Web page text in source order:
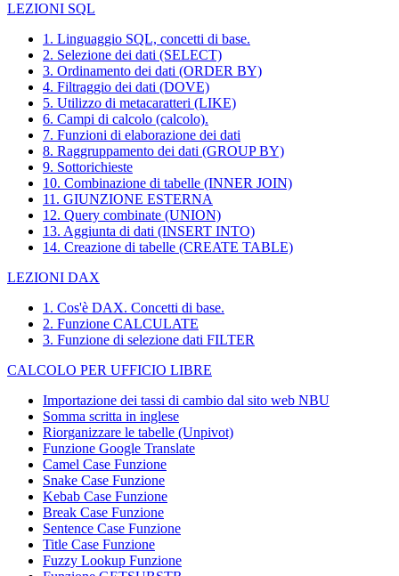
LEZIONI SQL
1. Linguaggio SQL, concetti di base.
2. Selezione dei dati (SELECT)
3. Ordinamento dei dati (ORDER BY)
4. Filtraggio dei dati (DOVE)
5. Utilizzo di metacaratteri (LIKE)
6. Campi di calcolo (calcolo).
7. Funzioni di elaborazione dei dati
8. Raggruppamento dei dati (GROUP BY)
9. Sottorichieste
10. Combinazione di tabelle (INNER JOIN)
11. GIUNZIONE ESTERNA
12. Query combinate (UNION)
13. Aggiunta di dati (INSERT INTO)
14. Creazione di tabelle (CREATE TABLE)
LEZIONI DAX
1. Cos'è DAX. Concetti di base.
2. Funzione CALCULATE
3. Funzione di selezione dati FILTER
CALCOLO PER UFFICIO LIBRE
Importazione dei tassi di cambio dal sito web NBU
Somma scritta in inglese
Riorganizzare le tabelle (Unpivot)
Funzione Google Translate
Camel Case Funzione
Snake Case Funzione
Kebab Case Funzione
Break Case Funzione
Sentence Case Funzione
Title Case Funzione
Fuzzy Lookup Funzione